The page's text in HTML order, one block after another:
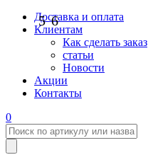
Доставка и оплата
Клиентам
Как сделать заказ
статьи
Новости
Акции
Контакты
0
6
5